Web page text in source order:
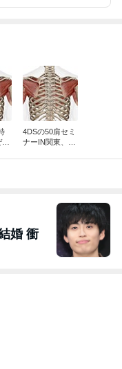
4DSの50肩セミ
ナーIN関東、6
婚 衝